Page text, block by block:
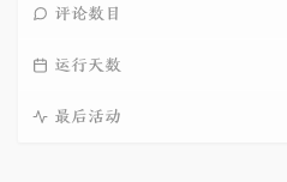
评论数目
运行天数
最后活动